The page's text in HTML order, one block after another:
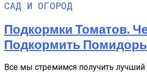
САД И ОГОРОД
Подкормки Томатов.
Подкормить
Все мы стремимся получить